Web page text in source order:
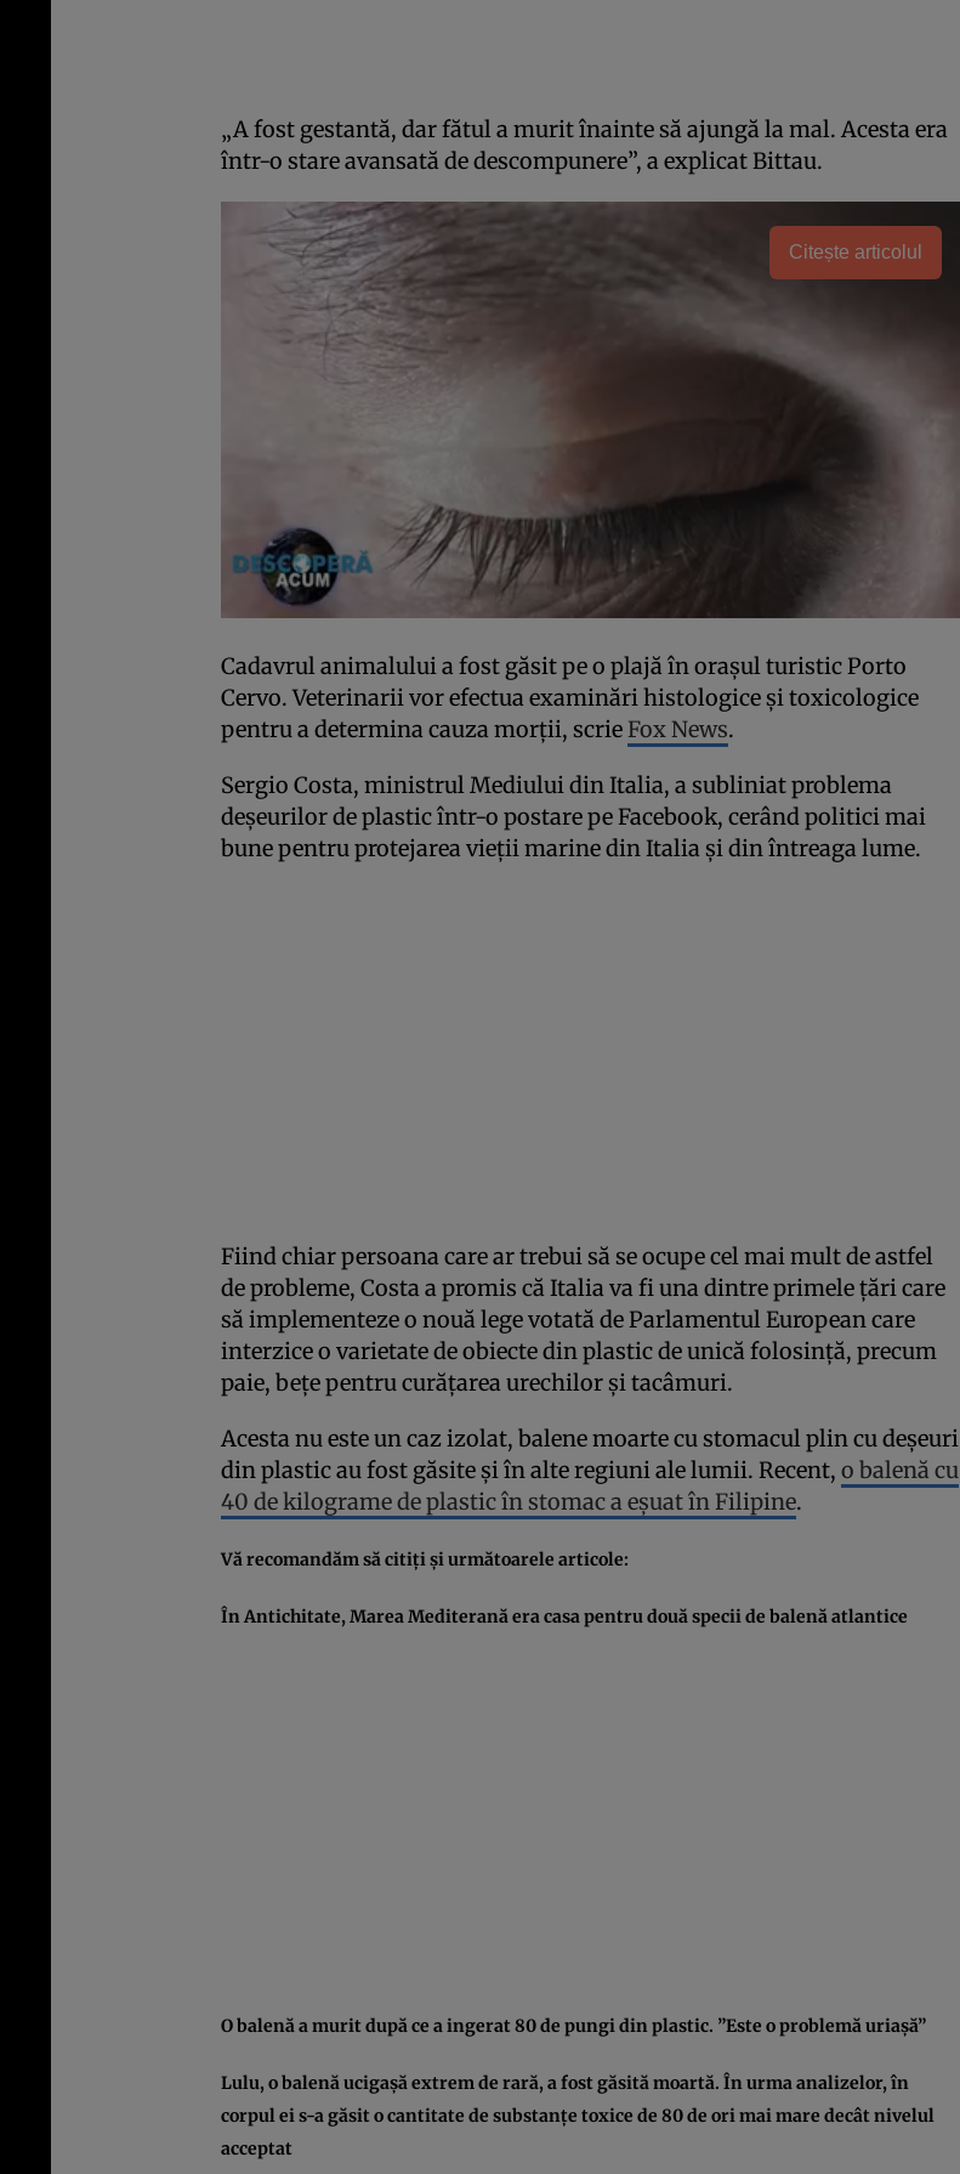
„A fost gestantă, dar fătul a murit înainte să ajungă la mal. Acesta era
într-o stare avansată de descompunere”, a explicat Bittau.
Citește articolul
Cadavrul animalului a fost găsit pe o plajă în oraşul turistic Porto
Cervo. Veterinarii vor efectua examinări histologice şi toxicologice
pentru a determina cauza morţii, scrie Fox News.
Sergio Costa, ministrul Mediului din Italia, a subliniat problema
deşeurilor de plastic într-o postare pe Facebook, cerând politici mai
bune pentru protejarea vieţii marine din Italia şi din întreaga lume.
Fiind chiar persoana care ar trebui să se ocupe cel mai mult de astfel
de probleme, Costa a promis că Italia va fi una dintre primele ţări care
să implementeze o nouă lege votată de Parlamentul European care
interzice o varietate de obiecte din plastic de unică folosinţă, precum
paie, beţe pentru curăţarea urechilor şi tacâmuri.
Acesta nu este un caz izolat, balene moarte cu stomacul plin cu deşeuri
din plastic au fost găsite şi în alte regiuni ale lumii. Recent, o balenă cu
40 de kilograme de plastic în stomac a eşuat în Filipine.
Vă recomandăm să citiţi şi următoarele articole:
În Antichitate, Marea Mediterană era casa pentru două specii de balenă atlantice
O balenă a murit după ce a ingerat 80 de pungi din plastic. ”Este o problemă uriaşă”
Lulu, o balenă ucigaşă extrem de rară, a fost găsită moartă. În urma analizelor, în
corpul ei s-a găsit o cantitate de substanţe toxice de 80 de ori mai mare decât nivelul
acceptat